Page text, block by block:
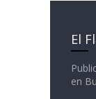
El
en